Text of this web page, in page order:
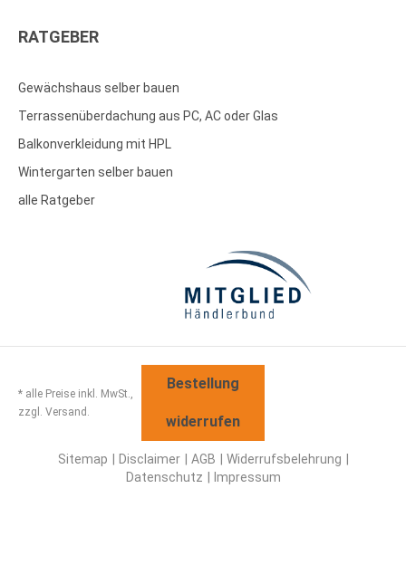
RATGEBER
Gewächshaus selber bauen
Terrassenüberdachung aus PC, AC oder Glas
Balkonverkleidung mit HPL
Wintergarten selber bauen
alle Ratgeber
* alle Preise inkl. MwSt.,
zzgl. Versand.
Bestellung
widerrufen
Sitemap Disclaimer AGB
Widerrufsbelehrung
Datenschutz
Impressum